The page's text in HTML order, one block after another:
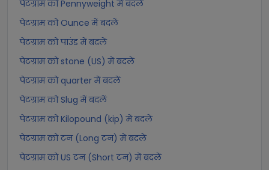
पेटग्राम को Pennyweight में बदलें
पेटग्राम को Ounce में बदलें
पेटग्राम को पाउंड में बदलें
पेटग्राम को stone (US) में बदलें
पेटग्राम को quarter में बदलें
पेटग्राम को Slug में बदलें
पेटग्राम को Kilopound (kip) में बदलें
पेटग्राम को टन (Long टन) में बदलें
पेटग्राम को US टन (Short टन) में बदलें